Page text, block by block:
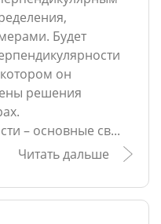
Будет
он
решения
– основные св...
Читать дальше